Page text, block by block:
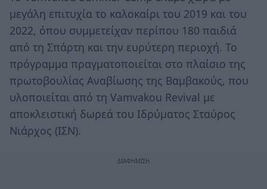
μεγάλη επιτυχία το καλοκαίρι του 2019 και του
2022, όπου συμμετείχαν περίπου 180 παιδιά
από τη Σπάρτη και την ευρύτερη περιοχή. Το
πρόγραµµα πραγματοποιείται στο πλαίσιο της
πρωτοβουλίας Αναβίωσης της Βαμβακούς, που
υλοποιείται από τη Vamvakou Revival με
αποκλειστική δωρεά του Ιδρύματος Σταύρος
Νιάρχος (ΙΣΝ).